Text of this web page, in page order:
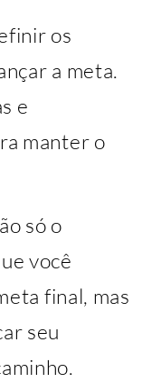
os
a meta.
e
manter o
só o
você
final, mas
seu